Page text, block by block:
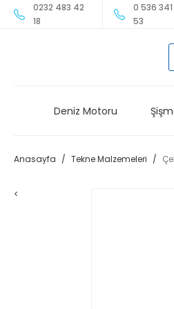
0232 483 42
18
0 536
53
Deniz Motoru
Anasayfa Tekne Malzemeleri
<